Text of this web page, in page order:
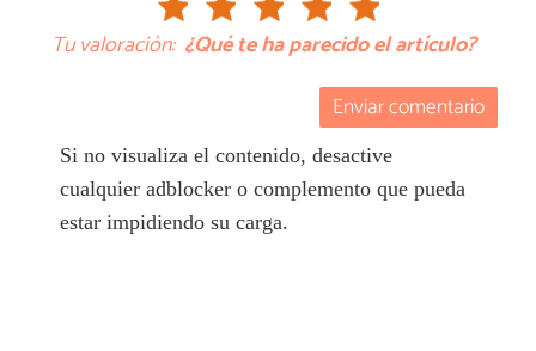
Tu valoración: ¿Qué te ha parecido el artículo?
Enviar comentario
Si no visualiza el contenido, desactive
cualquier adblocker o complemento que pueda
estar impidiendo su carga.